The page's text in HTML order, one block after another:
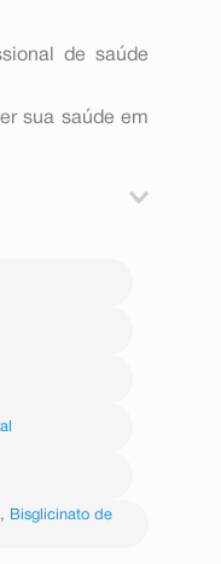
de saúde
sua saúde em
bisglicinato de
(ácido fólico),
e lubrificante
, Bisglicinato de